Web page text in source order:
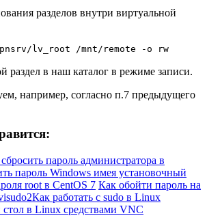
разделов внутри виртуальной
lv_root /mnt/remote -o rw
раздел в наш каталог в режиме записи.
например, согласно п.7 предыдущего
пароль администратора в
пароль Windows имея установочный
root в CentOS 7 Как обойти пароль на
Как работать с sudo в Linux
в Linux средствами VNC